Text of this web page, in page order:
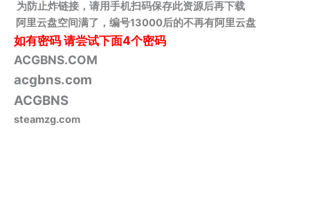
为防止炸链接，请用手机扫码保存此资源后再下载
阿里云盘空间满了，编号13000后的不再有阿里云盘
如有密码请尝试下面4个密码
ACGBNS.COM
acgbns.com
ACGBNS
steamzg.com